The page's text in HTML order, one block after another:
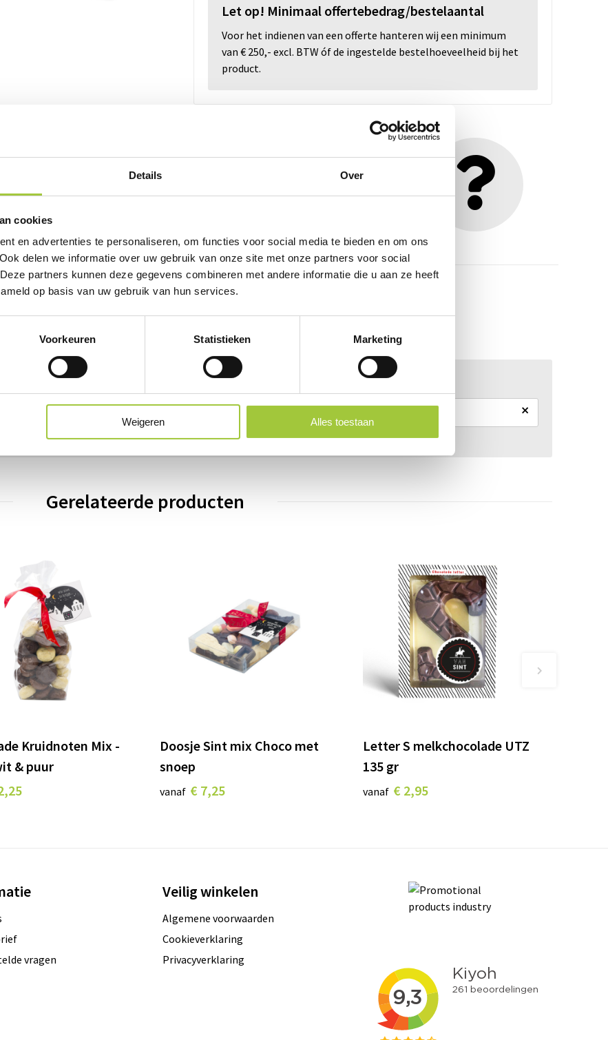
Details Over
cookies
en advertenties te personaliseren, om functies voor social media te bieden en om ons
delen we informatie over uw gebruik van onze site met onze partners voor social
partners kunnen deze gegevens combineren met andere informatie die u aan ze heeft
op basis van uw gebruik van hun services.
Voorkeuren Statistieken Marketing
Weigeren Alles toestaan
Let op! Minimaal offertebedrag/bestelaantal
Voor het indienen van een offerte hanteren wij een minimum
van € 250,- excl. BTW óf de ingestelde bestelhoeveelheid bij het
product.
of specificaties. Staat jouw vraag er niet tussen? Neem dan contact met ons op
Omschrijving Specificaties
optie hierboven selecteren ×
Gerelateerde producten
Kruidnoten Mix -
& puur
Doosje Sint mix Choco met
snoep
vanaf € 7,25
Letter S melkchocolade UTZ
135 gr
vanaf € 2,95
vragen
Veilig winkelen
Algemene voorwaarden
Cookieverklaring
Privacyverklaring